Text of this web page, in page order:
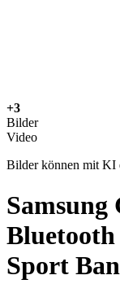
+3
Bilder
Video
Bilder können mit KI
Samsung
Sport